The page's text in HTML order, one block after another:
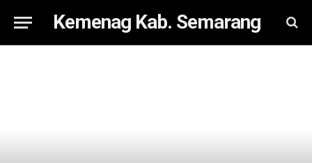
Kemenag Kab. Semarang